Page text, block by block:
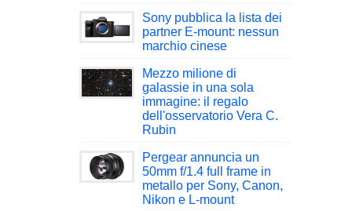
Sony pubblica la lista dei
partner E-mount: nessun
marchio cinese
Mezzo milione di
galassie in una sola
immagine: il regalo
dell'osservatorio Vera C.
Rubin
Pergear annuncia un
50mm f/1.4 full frame in
metallo per Sony, Canon,
Nikon e L-mount